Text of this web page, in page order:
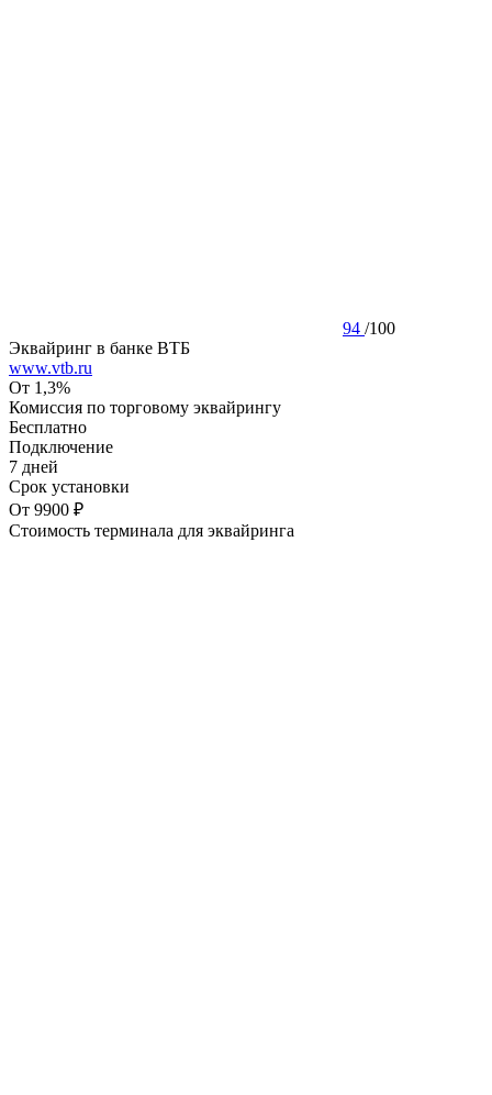
94 /100
Эквайринг в банке ВТБ
www.vtb.ru
От 1,3%
Комиссия по торговому эквайрингу
Бесплатно
Подключение
7 дней
Срок установки
От 9900 ₽
Стоимость терминала для эквайринга